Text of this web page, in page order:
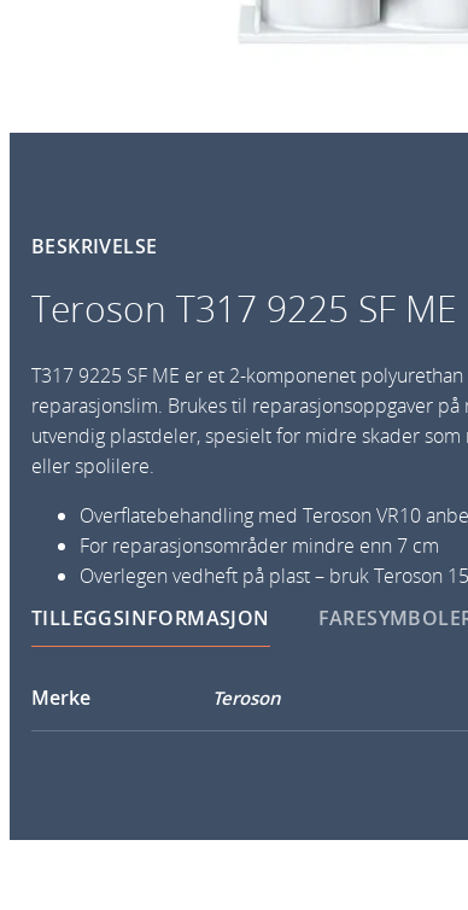
BESKRIVELSE
Teroson T317 9225 SF
T317 9225 SF ME er et 2-komponenet
reparasjonslim. Brukes til reparasjonsoppgaver
utvendig plastdeler, spesielt for midre skader
eller spolilere.
Overflatebehandling med Teroson VR10
For reparasjonsområder mindre enn 7 cm
Overlegen vedheft på plast – bruk Teroson
TILLEGGSINFORMASJON
Merke Teroson